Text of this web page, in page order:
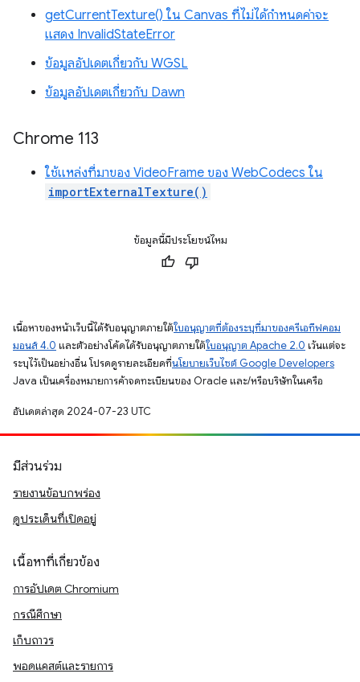
getCurrentTexture() ใน Canvas ที่ไม่ได้กำหนดค่าจะ
แสดง InvalidStateError
ข้อมูลอัปเดตเกี่ยวกับ WGSL
ข้อมูลอัปเดตเกี่ยวกับ Dawn
Chrome 113
ใช้แหล่งที่มาของ VideoFrame ของ WebCodecs ใน
importExternalTexture()
ข้อมูลนี้มีประโยชน์ไหม
เนื้อหาของหน้าเว็บนี้ได้รับอนุญาตภายใต้ใบอนุญาตที่ต้องระบุที่มาของครีเอทีฟคอม
มอนส์ 4.0 และตัวอย่างโค้ดได้รับอนุญาตภายใต้ใบอนุญาต Apache 2.0 เว้นแต่จะ
ระบุไว้เป็นอย่างอื่น โปรดดูรายละเอียดที่นโยบายเว็บไซต์ Google Developers
Java เป็นเครื่องหมายการค้าจดทะเบียนของ Oracle และ/หรือบริษัทในเครือ
อัปเดตล่าสุด 2024-07-23 UTC
มีส่วนร่วม
รายงานข้อบกพร่อง
ดูประเด็นที่เปิดอยู่
เนื้อหาที่เกี่ยวข้อง
การอัปเดต Chromium
กรณีศึกษา
เก็บถาวร
พอดแคสต์และรายการ